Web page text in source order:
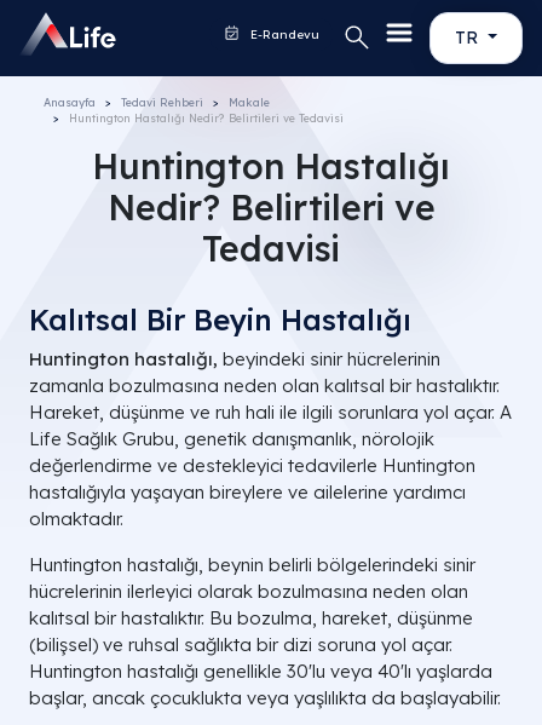
TR
E-Randevu
Anasayfa Tedavi Rehberi
Makale
Huntington Hastalığı Nedir? Belirtileri ve Tedavisi
Huntington Hastalığı
Nedir? Belirtileri ve
Tedavisi
Kalıtsal Bir Beyin Hastalığı
Huntington hastalığı, beyindeki sinir hücrelerinin
zamanla bozulmasına neden olan kalıtsal bir hastalıktır.
Hareket, düşünme ve ruh hali ile ilgili sorunlara yol açar. A
Life Sağlık Grubu, genetik danışmanlık, nörolojik
değerlendirme ve destekleyici tedavilerle Huntington
hastalığıyla yaşayan bireylere ve ailelerine yardımcı
olmaktadır.
Huntington hastalığı, beynin belirli bölgelerindeki sinir
hücrelerinin ilerleyici olarak bozulmasına neden olan
kalıtsal bir hastalıktır. Bu bozulma, hareket, düşünme
(bilişsel) ve ruhsal sağlıkta bir dizi soruna yol açar.
Huntington hastalığı genellikle 30'lu veya 40'lı yaşlarda
başlar, ancak çocuklukta veya yaşlılıkta da başlayabilir.